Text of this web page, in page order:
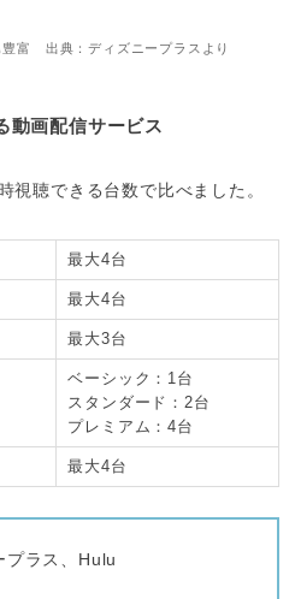
豊富 出典：ディズニープラスより
動画配信サービス
視聴できる台数で比べました。
最大4台
最大4台
最大3台
ベーシック：1台
スタンダード：2台
プレミアム：4台
最大4台
ラス、Hulu